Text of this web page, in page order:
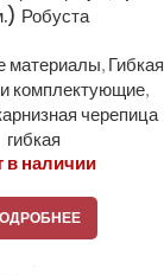
Робуста
материалы, Гибкая
комплектующие,
черепица
гибкая
в наличии